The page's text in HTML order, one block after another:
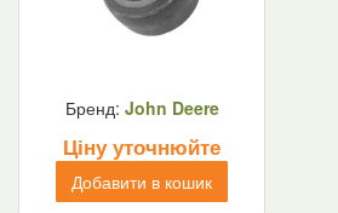
Бренд: John Deere
Ціну уточнюйте
Добавити в кошик